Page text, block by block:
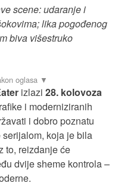
scene: udaranje i
lika pogođenog
biva višestruko
izlazi 28. kolovoza
i moderniziranih
i dobro poznatu
serijalom, koja je bila
to, reizdanje će
dvije sheme kontrola –